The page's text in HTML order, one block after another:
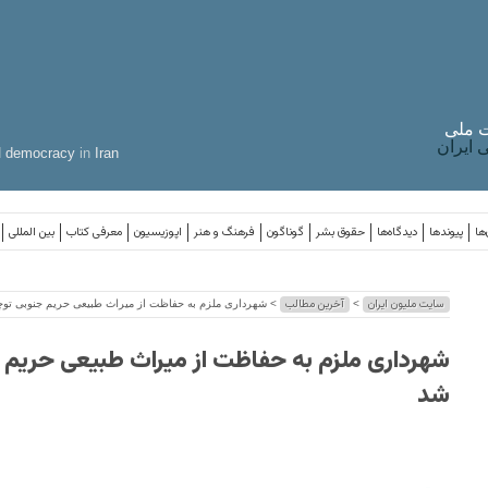
democracy in Iran
ملی
بین المللی معرفی کتاب اپوزیسیون فرهنگ و هنر گوناگون حقوق بشر دیدگاه‌ها پیوندها
سایت ملیون ایران > آخرین مطالب > شهرداری ملزم به حفاظت از میراث طبیعی حریم جنوبی
شهرداری ملزم به حفاظت از میراث طبیعی
شد